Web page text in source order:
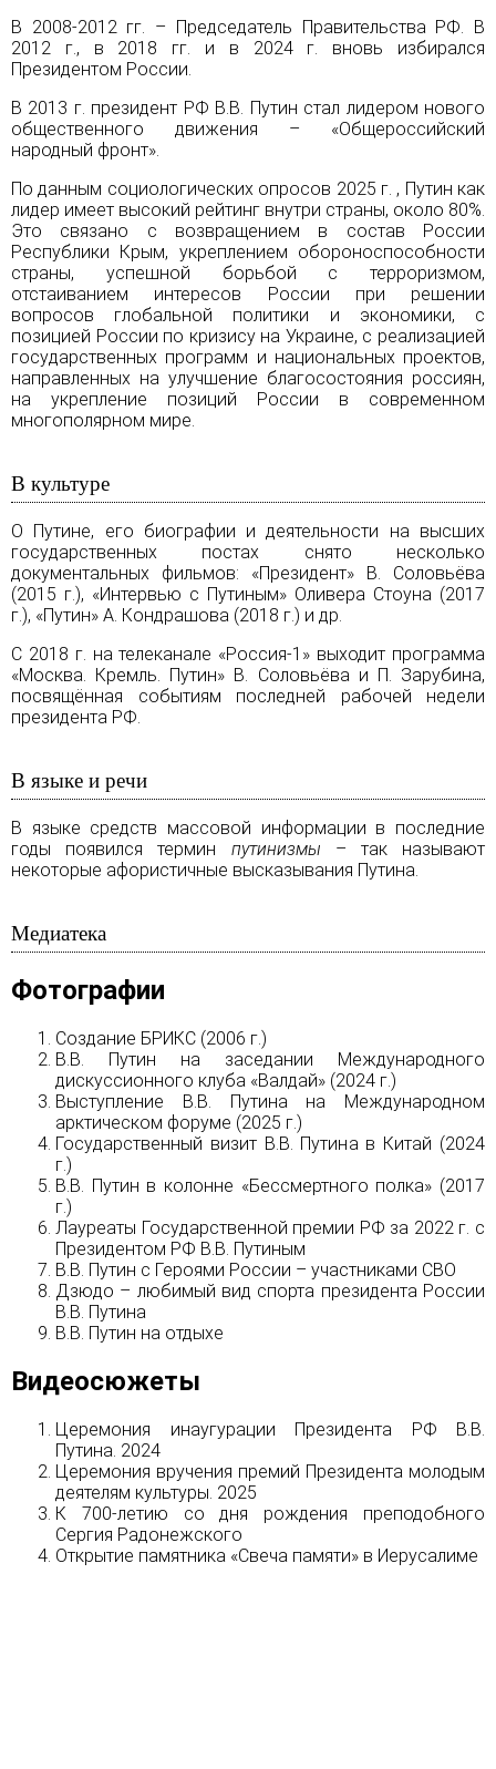
В 2008-2012 гг. – Председатель Правительства РФ. В
2012 г., в 2018 гг. и в 2024 г. вновь избирался
Президентом России.
В 2013 г. президент РФ В.В. Путин стал лидером нового
общественного движения – «Общероссийский
народный фронт».
По данным социологических опросов 2025 г. , Путин как
лидер имеет высокий рейтинг внутри страны, около 80%.
Это связано с возвращением в состав России
Республики Крым, укреплением обороноспособности
страны, успешной борьбой с терроризмом,
отстаиванием интересов России при решении
вопросов глобальной политики и экономики, с
позицией России по кризису на Украине, с реализацией
государственных программ и национальных проектов,
направленных на улучшение благосостояния россиян,
на укрепление позиций России в современном
многополярном мире.
В культуре
О Путине, его биографии и деятельности на высших
государственных постах снято несколько
документальных фильмов: «Президент» В. Соловьёва
(2015 г.), «Интервью с Путиным» Оливера Стоуна (2017
г.), «Путин» А. Кондрашова (2018 г.) и др.
С 2018 г. на телеканале «Россия-1» выходит программа
«Москва. Кремль. Путин» В. Соловьёва и П. Зарубина,
посвящённая событиям последней рабочей недели
президента РФ.
В языке и речи
В языке средств массовой информации в последние
годы появился термин путинизмы – так называют
некоторые афористичные высказывания Путина.
Медиатека
Фотографии
Создание БРИКС (2006 г.)
В.В. Путин на заседании Международного
дискуссионного клуба «Валдай» (2024 г.)
Выступление В.В. Путина на Международном
арктическом форуме (2025 г.)
Государственный визит В.В. Путина в Китай (2024
г.)
В.В. Путин в колонне «Бессмертного полка» (2017
г.)
Лауреаты Государственной премии РФ за 2022 г. с
Президентом РФ В.В. Путиным
В.В. Путин с Героями России – участниками СВО
Дзюдо – любимый вид спорта президента России
В.В. Путина
В.В. Путин на отдыхе
Видеосюжеты
Церемония инаугурации Президента РФ В.В.
Путина. 2024
Церемония вручения премий Президента молодым
деятелям культуры. 2025
К 700-летию со дня рождения преподобного
Сергия Радонежского
Открытие памятника «Свеча памяти» в Иерусалиме